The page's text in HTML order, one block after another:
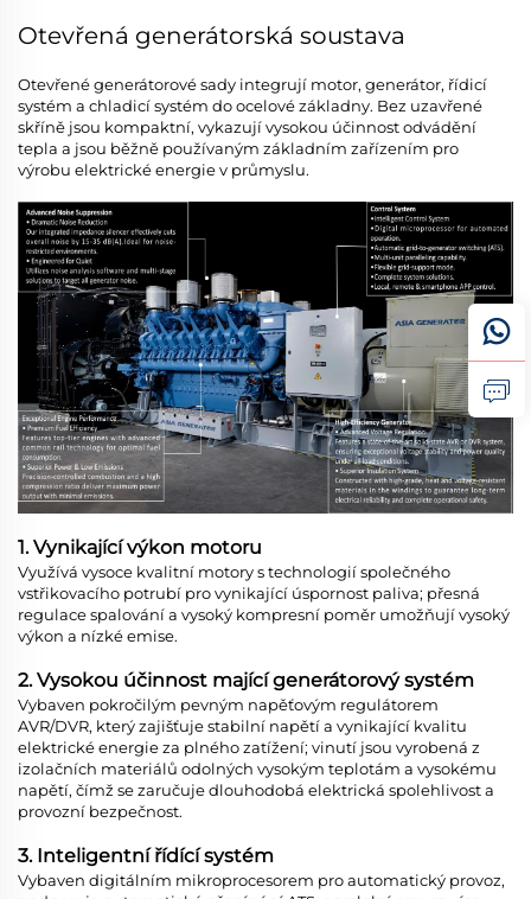
Otevřená generátorská soustava
Otevřené generátorové sady integrují motor, generátor, řídicí
systém a chladicí systém do ocelové základny. Bez uzavřené
skříně jsou kompaktní, vykazují vysokou účinnost odvádění
tepla a jsou běžně používaným základním zařízením pro
výrobu elektrické energie v průmyslu.
1. Vynikající výkon motoru
Využívá vysoce kvalitní motory s technologií společného
vstřikovacího potrubí pro vynikající úspornost paliva; přesná
regulace spalování a vysoký kompresní poměr umožňují vysoký
výkon a nízké emise.
2. Vysokou účinnost mající generátorový systém
Vybaven pokročilým pevným napěťovým regulátorem
AVR/DVR, který zajišťuje stabilní napětí a vynikající kvalitu
elektrické energie za plného zatížení; vinutí jsou vyrobená z
izolačních materiálů odolných vysokým teplotám a vysokému
napětí, čímž se zaručuje dlouhodobá elektrická spolehlivost a
provozní bezpečnost.
3. Inteligentní řídící systém
Vybaven digitálním mikroprocesorem pro automatický provoz,